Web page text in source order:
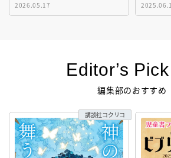
2026.05.17
Editor’s
編集部のおすすめ
講談社コクリコ